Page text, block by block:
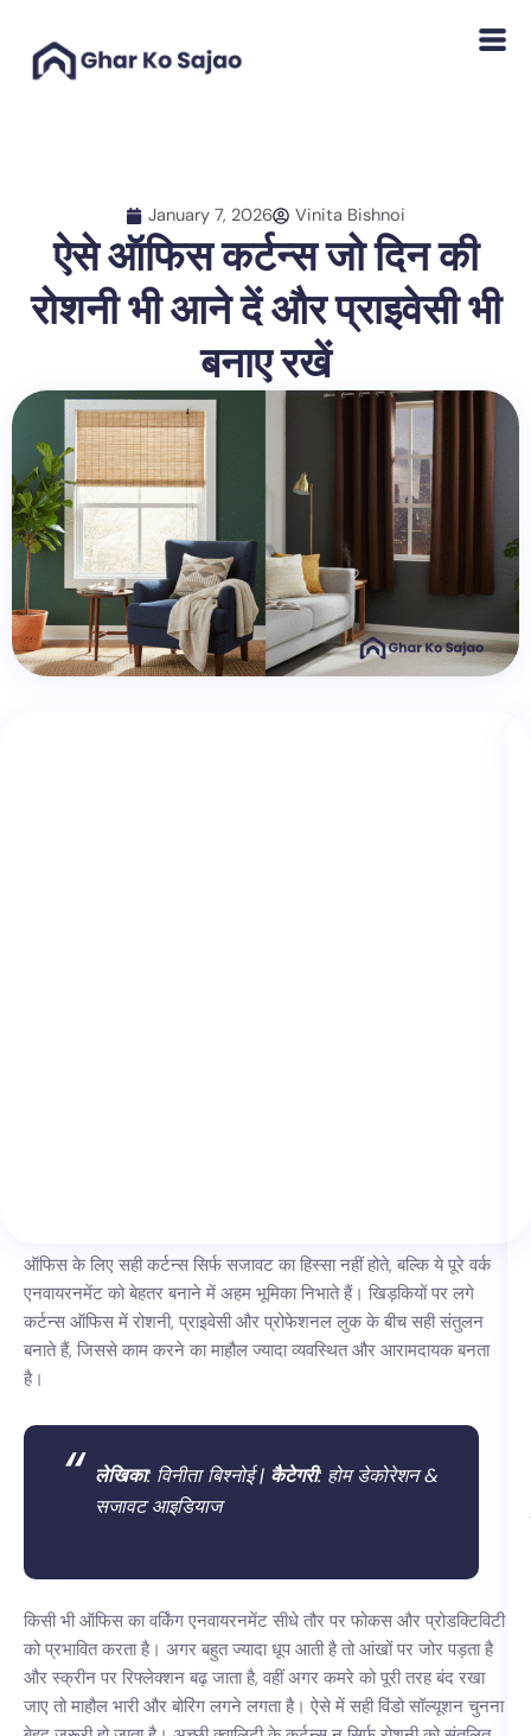
content
January 7, 2026 Vinita Bishnoi
ऐसे ऑफिस कर्टन्स जो दिन की
रोशनी भी आने दें और प्राइवेसी भी
बनाए रखें
ऑफिस के लिए सही कर्टन्स सिर्फ सजावट का हिस्सा नहीं होते, बल्कि ये पूरे वर्क
एनवायरनमेंट को बेहतर बनाने में अहम भूमिका निभाते हैं। खिड़कियों पर लगे
कर्टन्स ऑफिस में रोशनी, प्राइवेसी और प्रोफेशनल लुक के बीच सही संतुलन
बनाते हैं, जिससे काम करने का माहौल ज्यादा व्यवस्थित और आरामदायक बनता
है।
लेखिका: विनीता बिश्नोई | कैटेगरी: होम डेकोरेशन &
सजावट आइडियाज
किसी भी ऑफिस का वर्किंग एनवायरनमेंट सीधे तौर पर फोकस और प्रोडक्टिविटी
को प्रभावित करता है। अगर बहुत ज्यादा धूप आती है तो आंखों पर जोर पड़ता है
और स्क्रीन पर रिफ्लेक्शन बढ़ जाता है, वहीं अगर कमरे को पूरी तरह बंद रखा
जाए तो माहौल भारी और बोरिंग लगने लगता है। ऐसे में सही विंडो सॉल्यूशन चुनना